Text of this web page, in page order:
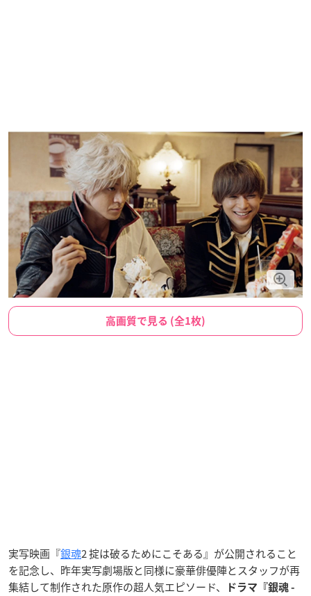
高画質で見る (全1枚)
実写映画『銀魂2 掟は破るためにこそある』が公開されること
を記念し、昨年実写劇場版と同様に豪華俳優陣とスタッフが再
集結して制作された原作の超人気エピソード、
ドラマ『銀魂 -